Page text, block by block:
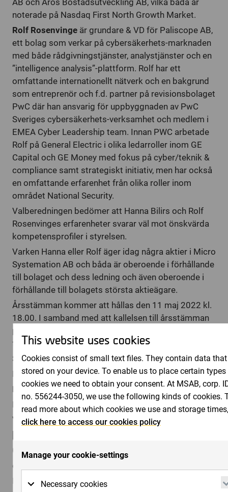
AB och Aros Bostadsutveckling AB, vilka båda är
noterade på Nasdaq First North Growth Market.
Rolf Rosenvinge är grundare & VD för Paliscope AB,
ett bolag som verkar på cybersäkerhets-marknaden
med både rådgivningstjänster, analystjänster och en
”intelligence analysis”-plattform. Rolf har ett
omfattande internationellt nätverk och en bakgrund
som entreprenör och f.d. partner på revisionsbolaget
PwC där han ansvarig för uppbyggnaden av PwC
Sveriges cybersäkerhets-verksamhet och medlem i
EMEA Cyber Leadership team. Innan PWC arbetade
Rolf på General Electric i olika ledarroller inom GE
Capital och GE Money med fokus på cyber/teknik &
compliance samt strategiskt initiativ, men har också
en omfattande erfarenhet från olika roller inom
området National Security.
Valberedningen bedömer att Hanna Bilirs och Rolf
Rosenvinges erfarenheter svarar väl mot önskvärda
kompetensprofiler i styrelsen.
Varken Hanna eller Rolf äger idag några aktier i Micro
Systemation AB och båda är oberoende i förhållande
till bolaget och dess ledning och även oberoende i
förhållande till bolagets största aktieägare.
Årsstämman kommer att hållas den 11 maj 2022 kl.
18.00. I samband med att kallelsen till årsstämman
publiceras kommer valberedningens fullständiga
förslag och motiverade yttrande att offentliggöras.
Stockholm, 18 februari 2022
Micro Systemation AB (publ)
För mer information, vänligen kontakta:
Erik Ivarsson,
Valberedningens ordförande
073-389 07 52
eller
Bernt Ingman
This website uses cookies
Cookies consist of small text files. They contain data
stored on your device. To enable us to place certain
cookies we need to obtain your consent. At MSAB, corp.
no. 556244-3050, we use the following kinds of cookies.
read more about which cookies we use and storage times,
click here to access our cookies policy
Manage your cookie-settings
Necessary cookies